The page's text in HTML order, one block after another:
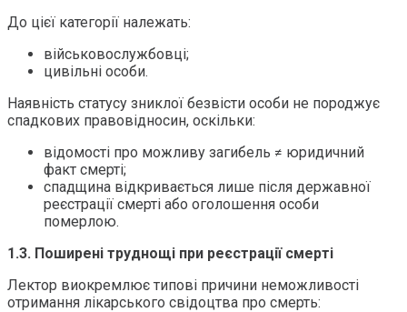
До цієї категорії належать:
військовослужбовці;
цивільні особи.
Наявність статусу зниклої безвісти особи не породжує
спадкових правовідносин, оскільки:
відомості про можливу загибель ≠ юридичний
факт смерті;
спадщина відкривається лише після державної
реєстрації смерті або оголошення особи
померлою.
1.3. Поширені труднощі при реєстрації смерті
Лектор виокремлює типові причини неможливості
отримання лікарського свідоцтва про смерть: